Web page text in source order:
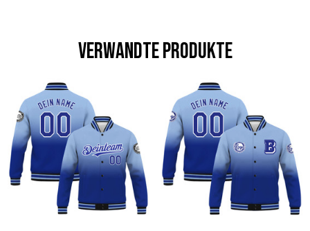
Verwandte Produkte